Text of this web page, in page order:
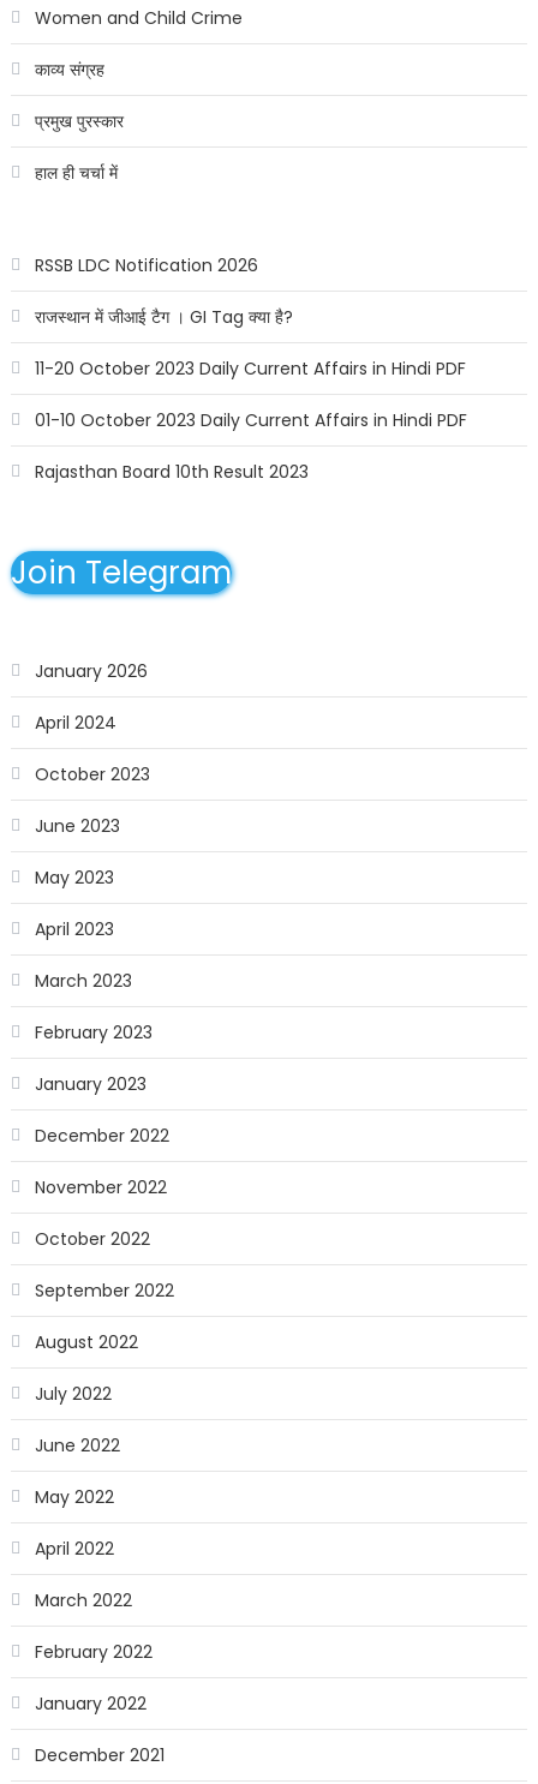
Women and Child Crime
काव्य संग्रह
प्रमुख पुरस्कार
हाल ही चर्चा में
RSSB LDC Notification 2026
राजस्थान में जीआई टैग । GI Tag क्या है?
11-20 October 2023 Daily Current Affairs in Hindi PDF
01-10 October 2023 Daily Current Affairs in Hindi PDF
Rajasthan Board 10th Result 2023
Join Telegram
January 2026
April 2024
October 2023
June 2023
May 2023
April 2023
March 2023
February 2023
January 2023
December 2022
November 2022
October 2022
September 2022
August 2022
July 2022
June 2022
May 2022
April 2022
March 2022
February 2022
January 2022
December 2021